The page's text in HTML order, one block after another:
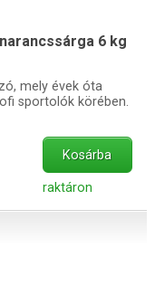
6 kg
mely évek óta
sportolók körében.
Kosárba
raktáron